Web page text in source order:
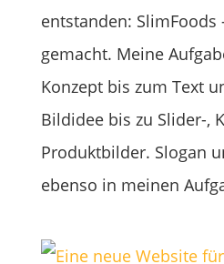
entstanden: SlimFoods
gemacht. Meine
Konzept bis zum Text
Bildidee bis zu Slider-,
Produktbilder. Slogan
ebenso in meinen